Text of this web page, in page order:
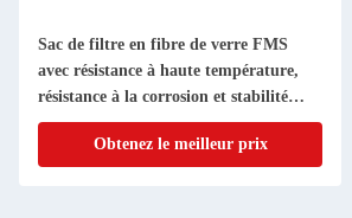
Sac de filtre en fibre de verre FMS
avec résistance à haute température,
résistance à la corrosion et stabilité
dimensionnelle pour l'élimination de la
poussière industrielle
Obtenez le meilleur prix